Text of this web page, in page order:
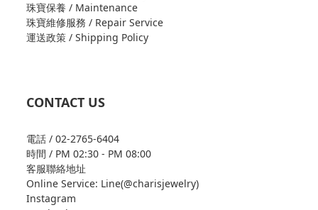
珠寶保養 / Maintenance
珠寶維修服務 / Repair Service
運送政策 / Shipping Policy
CONTACT US
電話 / 02-2765-6404
時間 / PM 02:30 - PM 08:00
客服聯絡地址
Online Service: Line(@charisjewelry)
Instagram